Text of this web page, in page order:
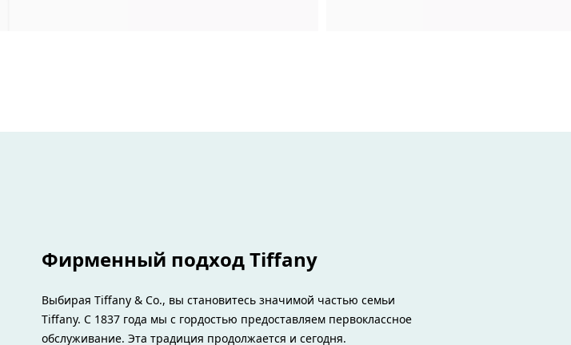
Фирменный подход Tiffany
Выбирая Tiffany & Co., вы становитесь значимой частью семьи
Tiffany. С 1837 года мы с гордостью предоставляем первоклассное
обслуживание. Эта традиция продолжается и сегодня.